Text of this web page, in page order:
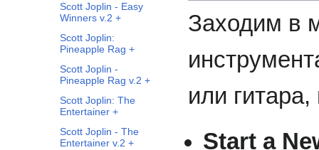
Scott Joplin - Easy
Winners v.2 +
Scott Joplin:
Pineapple Rag +
Scott Joplin -
Pineapple Rag v.2 +
Scott Joplin: The
Entertainer +
Scott Joplin - The
Entertainer v.2 +
Заходим в
или
Start a